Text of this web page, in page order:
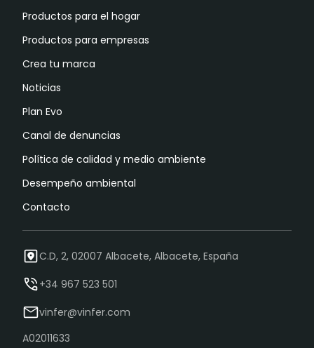
Productos para el hogar
Productos para empresas
Crea tu marca
Noticias
Plan Evo
Canal de denuncias
Política de calidad y medio ambiente
Desempeño ambiental
Contacto
C.D, 2, 02007 Albacete, Albacete, España
+34 967 523 501
vinfer@vinfer.com
A02011633